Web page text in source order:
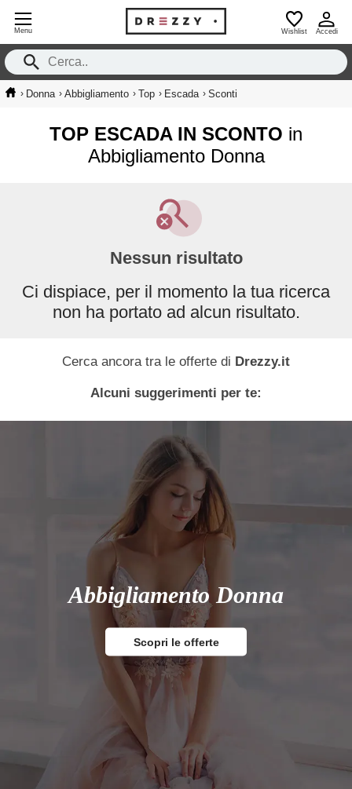
Menu Wishlist Accedi
› Donna › Abbigliamento › Top › Escada › Sconti
TOP ESCADA IN SCONTO in
Abbigliamento Donna
Nessun risultato
Ci dispiace, per il momento la tua ricerca
non ha portato ad alcun risultato.
Cerca ancora tra le offerte di Drezzy.it
Alcuni suggerimenti per te:
Abbigliamento Donna
Scopri le offerte